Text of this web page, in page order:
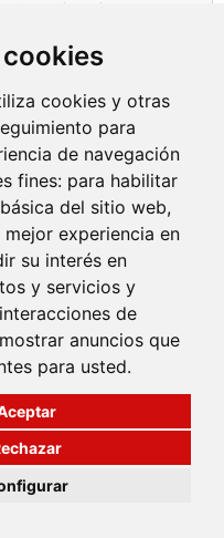
cookies y otras
para
de navegación
fines: para habilitar
del sitio web,
experiencia en
su interés en
y servicios y
de
anuncios que
para usted.
en Sa
gran casa adosada en
sin ruido...
497m2
€
rincón de la